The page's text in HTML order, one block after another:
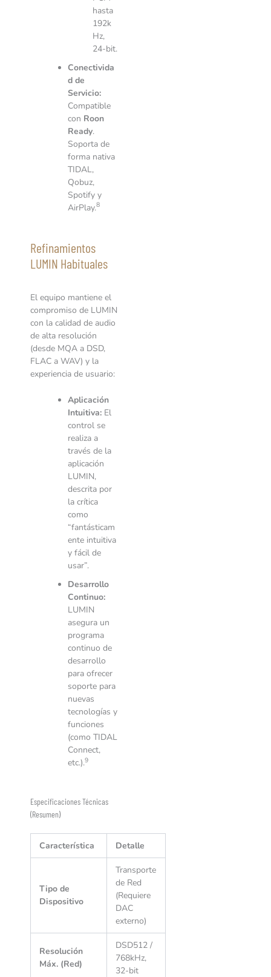
hasta
192k
Hz,
24-bit.
Conectivida
d de
Servicio:
Compatible
con Roon
Ready.
Soporta de
forma nativa
TIDAL,
Qobuz,
Spotify y
AirPlay.8
Refinamientos
LUMIN Habituales
El equipo mantiene el
compromiso de LUMIN
con la calidad de audio
de alta resolución
(desde MQA a DSD,
FLAC a WAV) y la
experiencia de usuario:
Aplicación
Intuitiva: El
control se
realiza a
través de la
aplicación
LUMIN,
descrita por
la crítica
como
“fantásticam
ente intuitiva
y fácil de
usar”.
Desarrollo
Continuo:
LUMIN
asegura un
programa
continuo de
desarrollo
para ofrecer
soporte para
nuevas
tecnologías y
funciones
(como TIDAL
Connect,
etc.).9
Especificaciones Técnicas
(Resumen)
Característica Detalle
Tipo de
Dispositivo
Transporte
de Red
(Requiere
DAC
externo)
Resolución
Máx. (Red)
DSD512 /
768kHz,
32-bit